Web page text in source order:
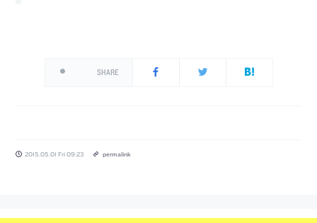
SHARE
2015.05.01 Fri 09:23 permalink